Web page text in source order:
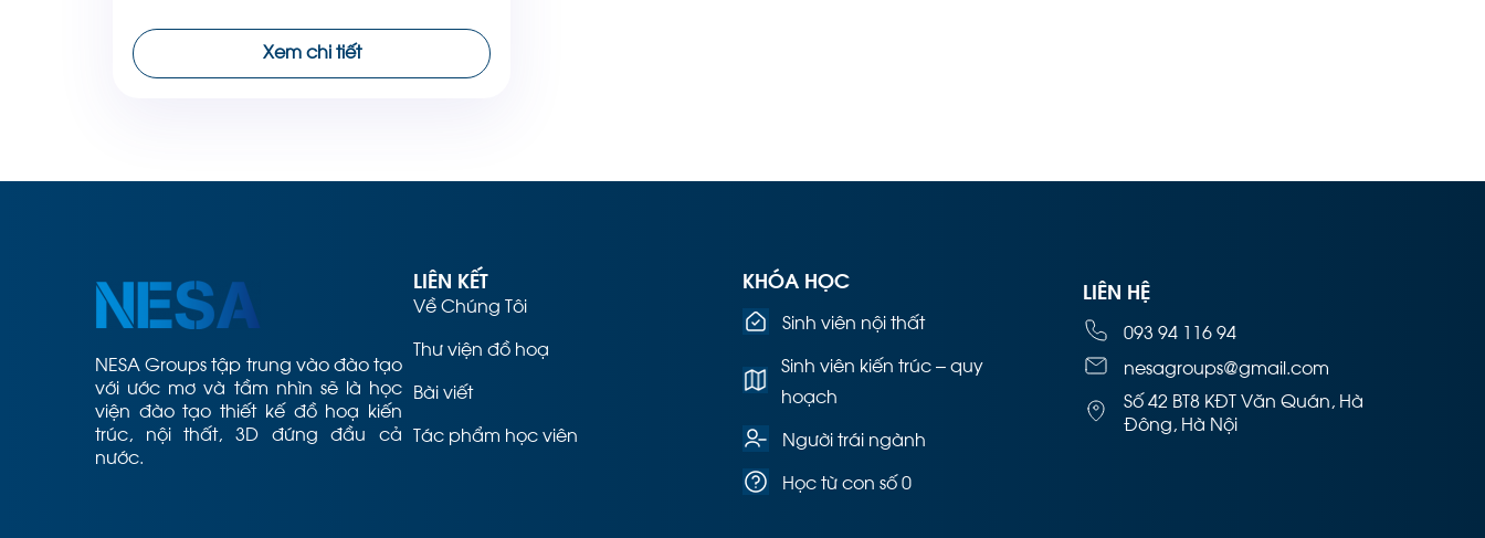
nhiều khóa học về Modeling (Dựng hình 3Ds
Max). Sản phẩm bên trên là một trong
những […]
Xem chi tiết
NESA Groups tập trung vào đào tạo
với ước mơ và tầm nhìn sẽ là học
viện đào tạo thiết kế đồ hoạ kiến
trúc, nội thất, 3D đứng đầu cả
nước.
LIÊN KẾT
Về Chúng Tôi
Thư viện đồ hoạ
Bài viết
Tác phẩm học viên
KHÓA HỌC
Sinh viên nội thất
Sinh viên kiến trúc – quy
hoạch
Người trái ngành
Học từ con số 0
LIÊN HỆ
093 94 116 94
nesagroups@gmail.com
Số 42 BT8 KĐT Văn Quán, Hà
Đông, Hà Nội